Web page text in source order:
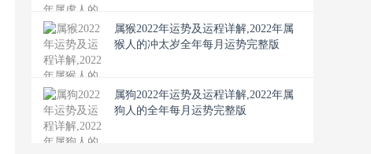
属猴2022年运势及运程详解,2022年属
猴人的冲太岁全年每月运势完整版
属狗2022年运势及运程详解,2022年属
狗人的全年每月运势完整版